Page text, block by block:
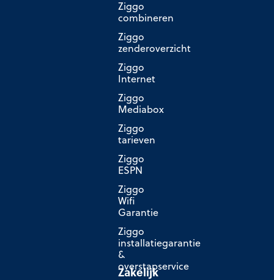
Ziggo
combineren
Ziggo
zenderoverzicht
Ziggo
Internet
Ziggo
Mediabox
Ziggo
tarieven
Ziggo
ESPN
Ziggo
Wifi
Garantie
Ziggo
installatiegarantie
&
overstapservice
Zakelijk